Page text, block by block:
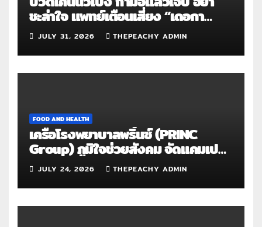
ชะล่าใจ แพทย์เตือนเสี่ยง “เดอกา
แวง” โรคปลอกหุ้มเอ็นอักเสบจากการ
ใช้งานซ้ำ
JULY 31, 2026 THEPEACHY ADMIN
FOOD AND HEALTH
เครือโรงพยาบาลพริ้นซ์ (PRINC
Group) ภูมิใจช่วยสังคม จัดแคมเปญ
ใหญ่ระดับประเทศ “PRINC ผสาน :
สานต่อการให้ไม่สิ้นสุด”
JULY 24, 2026 THEPEACHY ADMIN